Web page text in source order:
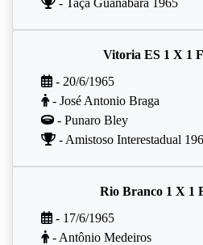
- Taça Guanabara 1965
Vitoria ES 1 X 1
- 20/6/1965
- José Antonio Braga
- Punaro Bley
- Amistoso Interestadual
Rio Branco 1 X 1
- 17/6/1965
- Antônio Medeiros